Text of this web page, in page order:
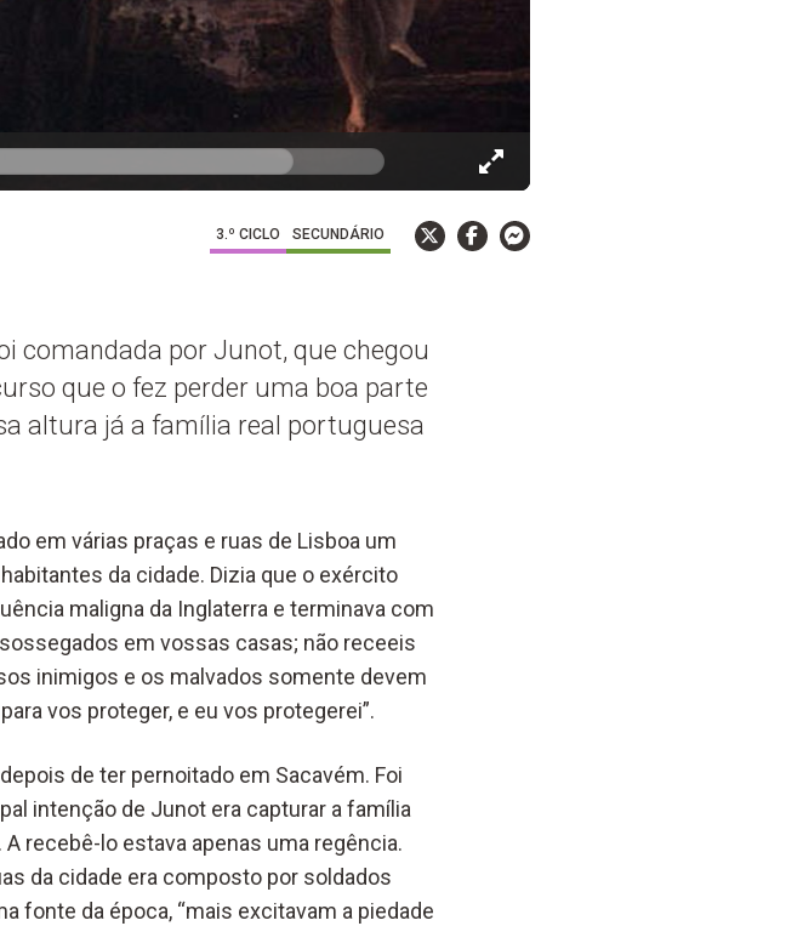
3.º CICLO SECUNDÁRIO
comandada por Junot, que chegou
que o fez perder uma boa parte
altura já a família real portuguesa
em várias praças e ruas de Lisboa um
da cidade. Dizia que o exército
maligna da Inglaterra e terminava com
em vossas casas; não receeis
inimigos e os malvados somente devem
vos proteger, e eu vos protegerei”.
de ter pernoitado em Sacavém. Foi
intenção de Junot era capturar a família
recebê-lo estava apenas uma regência.
da cidade era composto por soldados
fonte da época, “mais excitavam a piedade